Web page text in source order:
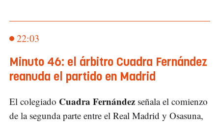
22:03
Minuto 46: el árbitro Cuadra Fernández
reanuda el partido en Madrid
El colegiado Cuadra Fernández señala el comienzo
de la segunda parte entre el Real Madrid y Osasuna,